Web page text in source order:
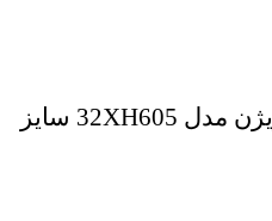
تلویزیون هوشمند ایکس ویژن مدل 32XH605 سایز